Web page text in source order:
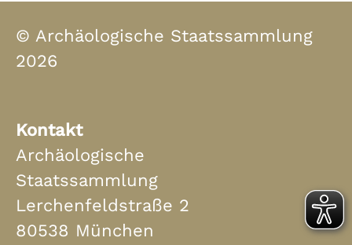
© Archäologische Staatssammlung
2026
Kontakt
Archäologische
Staatssammlung
Lerchenfeldstraße 2
80538 München